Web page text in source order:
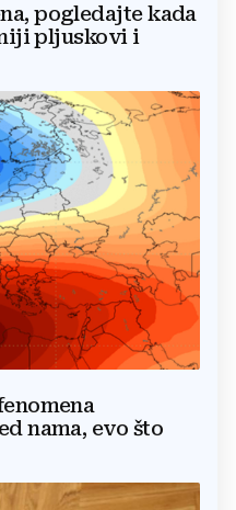
pogledajte kada
pljuskovi i
nama, evo što